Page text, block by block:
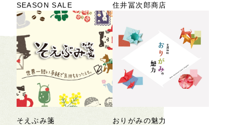
SEASON SALE 住井冨次郎商店
そえぶみ箋 おりがみの魅力